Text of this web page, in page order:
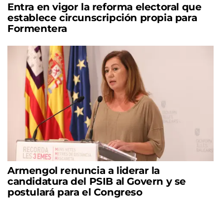
Entra en vigor la reforma electoral que
establece circunscripción propia para
Formentera
Armengol renuncia a liderar la
candidatura del PSIB al Govern y se
postulará para el Congreso